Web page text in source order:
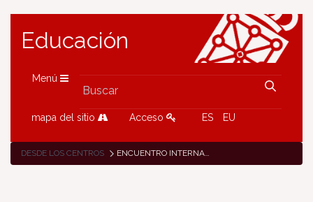
Educación
Menú
mapa del sitio Acceso ES EU
DESDE LOS CENTROS ENCUENTRO INTERNACIONAL EN IRLANDA DE LOS SOCIOS DEL PROYECTO ERASMUS+ KA220-SCH «GENERACIONES PEDALEANDO POR LA INCLUSIÓN Y LA ACCIÓN CLIMÁTICA»